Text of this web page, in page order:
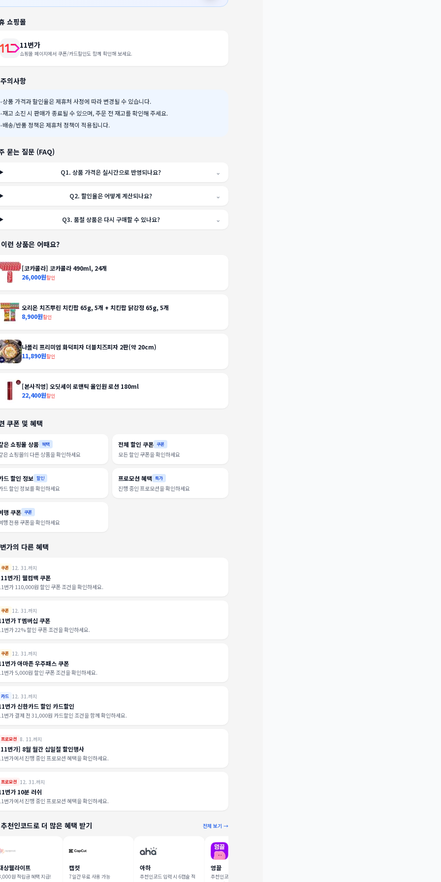
쇼핑몰
11번가
쇼핑몰 페이지에서 쿠폰/카드할인도 함께 확인해 보세요.
의사항
•상품 가격과 할인율은 제휴처 사정에 따라 변경될 수 있습니다.
•재고 소진 시 판매가 종료될 수 있으며, 주문 전 재고를 확인해 주세요.
•배송/반품 정책은 제휴처 정책이 적용됩니다.
묻는 질문 (FAQ)
Q1.상품 가격은 실시간으로 반영되나요? ⌄
Q2.할인율은 어떻게 계산되나요? ⌄
Q3. 품절 상품은 다시 구매할 수 있나요? ⌄
런 상품은 어때요?
[코카콜라] 코카콜라 490ml, 24개
26,000원할인
오리온 치즈뿌린 치킨팝 65g, 5개 + 치킨팝 닭강정 65g, 5개
8,900원할인
나폴리 프리미엄 화덕피자 더블치즈피자 2판(약 20cm)
11,890원할인
[본사직영] 오딧세이 로맨틱 올인원 로션 180ml
22,400원할인
쿠폰 및 혜택
은 쇼핑몰 상품 혜택
은 쇼핑몰의 다른 상품을 확인하세요
전체 할인 쿠폰 쿠폰
모든 할인 쿠폰을 확인하세요
드 할인 정보 할인
드 할인 정보를 확인하세요
프로모션 혜택 특가
진행 중인 프로모션을 확인하세요
행 쿠폰 쿠폰
행 전용 쿠폰을 확인하세요
가의 다른 혜택
쿠폰 12. 31.까지
번가] 웰컴백 쿠폰
번가 110,000원 할인 쿠폰 조건을 확인하세요.
쿠폰 12. 31.까지
번가 T멤버십 쿠폰
번가 22% 할인 쿠폰 조건을 확인하세요.
쿠폰 12. 31.까지
번가 아마존 우주패스 쿠폰
번가 5,000원 할인 쿠폰 조건을 확인하세요.
카드 12. 31.까지
번가 신한카드 할인 카드할인
번가 결제 전 31,000원 카드할인 조건을 함께 확인하세요.
프로모션 8. 11.까지
번가] 8월 월간 십일절 할인행사
번가에서 진행 중인 프로모션 혜택을 확인하세요.
프로모션 12. 31.까지
번가 10분 러쉬
번가에서 진행 중인 프로모션 혜택을 확인하세요.
천인코드로 더 많은 혜택 받기 전체 보기 →
상웰라이프
원 적립금 혜택 지급!
캡컷
7일간 무료 사용 가능
아하
추천인코드 입력 시 6캡슐 적
영끌
추천인코드 입력 시 1,000 포